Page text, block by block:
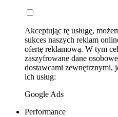
Akceptując tę usługę,
sukces naszych reklam
ofertę reklamową. W tym
zaszyfrowane dane
dostawcami zewnętrznymi,
ich usług:
Google Ads
Performance